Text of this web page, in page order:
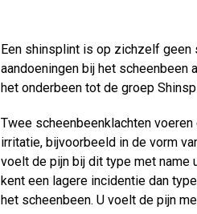
Een shinsplint is op zichzelf geen
aandoeningen bij het scheenbeen
het onderbeen tot de groep
Twee scheenbeenklachten
irritatie, bijvoorbeeld in de vorm
voelt de pijn bij dit type met name
kent een lagere incidentie dan
het scheenbeen. U voelt de pijn